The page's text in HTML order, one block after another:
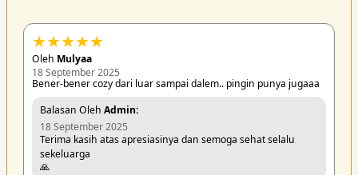
★★★★★
Oleh Mulyaa
18 September 2025
Bener-bener cozy dari luar sampai dalem.. pingin punya jugaaa
Balasan Oleh Admin:
18 September 2025
Terima kasih atas apresiasinya dan semoga sehat selalu
sekeluarga
🙏